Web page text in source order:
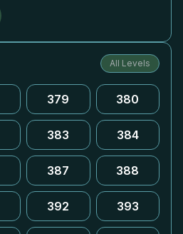
All Levels
379 380
383 384
387 388
392 393